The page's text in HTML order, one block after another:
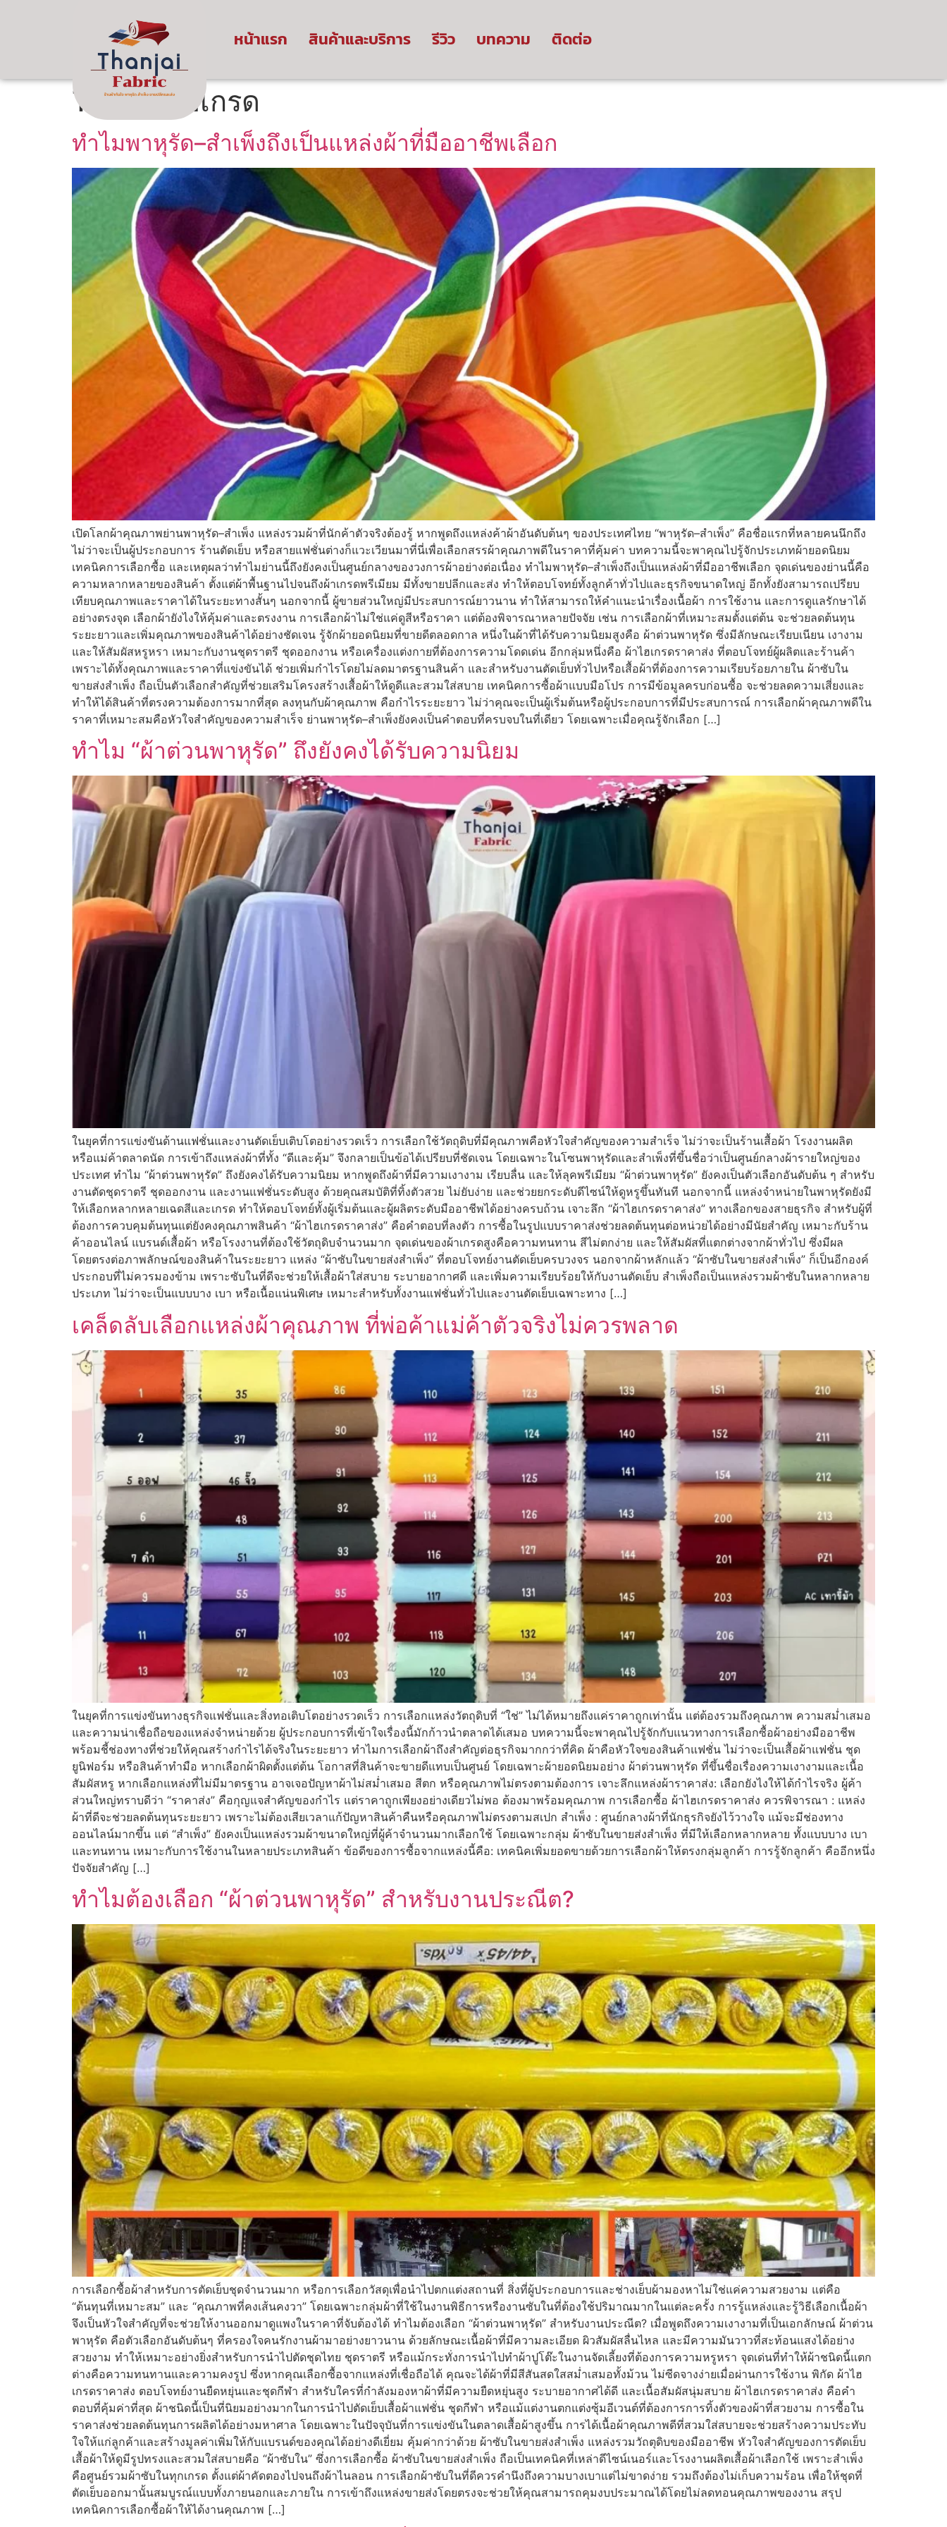
หน้าแรก สินค้าและบริการ รีวิว บทความ ติดต่อ
Tag:ผ้าไฮเกรด
ทำไมพาหุรัด–สำเพ็งถึงเป็นแหล่งผ้าที่มืออาชีพเลือก
เปิดโลกผ้าคุณภาพย่านพาหุรัด–สำเพ็ง แหล่งรวมผ้าที่นักค้าตัวจริงต้องรู้ หากพูดถึงแหล่งค้าผ้าอันดับต้นๆ ของประเทศไทย “พาหุรัด–สำเพ็ง” คือชื่อแรกที่หลายคนนึกถึง
ไม่ว่าจะเป็นผู้ประกอบการ ร้านตัดเย็บ หรือสายแฟชั่นต่างก็แวะเวียนมาที่นี่เพื่อเลือกสรรผ้าคุณภาพดีในราคาที่คุ้มค่า บทความนี้จะพาคุณไปรู้จักประเภทผ้ายอดนิยม
เทคนิคการเลือกซื้อ และเหตุผลว่าทำไมย่านนี้ถึงยังคงเป็นศูนย์กลางของวงการผ้าอย่างต่อเนื่อง ทำไมพาหุรัด–สำเพ็งถึงเป็นแหล่งผ้าที่มืออาชีพเลือก จุดเด่นของย่านนี้คือ
ความหลากหลายของสินค้า ตั้งแต่ผ้าพื้นฐานไปจนถึงผ้าเกรดพรีเมียม มีทั้งขายปลีกและส่ง ทำให้ตอบโจทย์ทั้งลูกค้าทั่วไปและธุรกิจขนาดใหญ่ อีกทั้งยังสามารถเปรียบ
เทียบคุณภาพและราคาได้ในระยะทางสั้นๆ นอกจากนี้ ผู้ขายส่วนใหญ่มีประสบการณ์ยาวนาน ทำให้สามารถให้คำแนะนำเรื่องเนื้อผ้า การใช้งาน และการดูแลรักษาได้
อย่างตรงจุด เลือกผ้ายังไงให้คุ้มค่าและตรงงาน การเลือกผ้าไม่ใช่แค่ดูสีหรือราคา แต่ต้องพิจารณาหลายปัจจัย เช่น การเลือกผ้าที่เหมาะสมตั้งแต่ต้น จะช่วยลดต้นทุน
ระยะยาวและเพิ่มคุณภาพของสินค้าได้อย่างชัดเจน รู้จักผ้ายอดนิยมที่ขายดีตลอดกาล หนึ่งในผ้าที่ได้รับความนิยมสูงคือ ผ้าต่วนพาหุรัด ซึ่งมีลักษณะเรียบเนียน เงางาม
และให้สัมผัสหรูหรา เหมาะกับงานชุดราตรี ชุดออกงาน หรือเครื่องแต่งกายที่ต้องการความโดดเด่น อีกกลุ่มหนึ่งคือ ผ้าไฮเกรดราคาส่ง ที่ตอบโจทย์ผู้ผลิตและร้านค้า
เพราะได้ทั้งคุณภาพและราคาที่แข่งขันได้ ช่วยเพิ่มกำไรโดยไม่ลดมาตรฐานสินค้า และสำหรับงานตัดเย็บทั่วไปหรือเสื้อผ้าที่ต้องการความเรียบร้อยภายใน ผ้าซับใน
ขายส่งสำเพ็ง ถือเป็นตัวเลือกสำคัญที่ช่วยเสริมโครงสร้างเสื้อผ้าให้ดูดีและสวมใส่สบาย เทคนิคการซื้อผ้าแบบมือโปร การมีข้อมูลครบก่อนซื้อ จะช่วยลดความเสี่ยงและ
ทำให้ได้สินค้าที่ตรงความต้องการมากที่สุด ลงทุนกับผ้าคุณภาพ คือกำไรระยะยาว ไม่ว่าคุณจะเป็นผู้เริ่มต้นหรือผู้ประกอบการที่มีประสบการณ์ การเลือกผ้าคุณภาพดีใน
ราคาที่เหมาะสมคือหัวใจสำคัญของความสำเร็จ ย่านพาหุรัด–สำเพ็งยังคงเป็นคำตอบที่ครบจบในที่เดียว โดยเฉพาะเมื่อคุณรู้จักเลือก […]
ทำไม “ผ้าต่วนพาหุรัด” ถึงยังคงได้รับความนิยม
ในยุคที่การแข่งขันด้านแฟชั่นและงานตัดเย็บเติบโตอย่างรวดเร็ว การเลือกใช้วัตถุดิบที่มีคุณภาพคือหัวใจสำคัญของความสำเร็จ ไม่ว่าจะเป็นร้านเสื้อผ้า โรงงานผลิต
หรือแม่ค้าตลาดนัด การเข้าถึงแหล่งผ้าที่ทั้ง “ดีและคุ้ม” จึงกลายเป็นข้อได้เปรียบที่ชัดเจน โดยเฉพาะในโซนพาหุรัดและสำเพ็งที่ขึ้นชื่อว่าเป็นศูนย์กลางผ้ารายใหญ่ของ
ประเทศ ทำไม “ผ้าต่วนพาหุรัด” ถึงยังคงได้รับความนิยม หากพูดถึงผ้าที่มีความเงางาม เรียบลื่น และให้ลุคพรีเมียม “ผ้าต่วนพาหุรัด” ยังคงเป็นตัวเลือกอันดับต้น ๆ สำหรับ
งานตัดชุดราตรี ชุดออกงาน และงานแฟชั่นระดับสูง ด้วยคุณสมบัติที่ทิ้งตัวสวย ไม่ยับง่าย และช่วยยกระดับดีไซน์ให้ดูหรูขึ้นทันที นอกจากนี้ แหล่งจำหน่ายในพาหุรัดยังมี
ให้เลือกหลากหลายเฉดสีและเกรด ทำให้ตอบโจทย์ทั้งผู้เริ่มต้นและผู้ผลิตระดับมืออาชีพได้อย่างครบถ้วน เจาะลึก “ผ้าไฮเกรดราคาส่ง” ทางเลือกของสายธุรกิจ สำหรับผู้ที่
ต้องการควบคุมต้นทุนแต่ยังคงคุณภาพสินค้า “ผ้าไฮเกรดราคาส่ง” คือคำตอบที่ลงตัว การซื้อในรูปแบบราคาส่งช่วยลดต้นทุนต่อหน่วยได้อย่างมีนัยสำคัญ เหมาะกับร้าน
ค้าออนไลน์ แบรนด์เสื้อผ้า หรือโรงงานที่ต้องใช้วัตถุดิบจำนวนมาก จุดเด่นของผ้าเกรดสูงคือความทนทาน สีไม่ตกง่าย และให้สัมผัสที่แตกต่างจากผ้าทั่วไป ซึ่งมีผล
โดยตรงต่อภาพลักษณ์ของสินค้าในระยะยาว แหล่ง “ผ้าซับในขายส่งสำเพ็ง” ที่ตอบโจทย์งานตัดเย็บครบวงจร นอกจากผ้าหลักแล้ว “ผ้าซับในขายส่งสำเพ็ง” ก็เป็นอีกองค์
ประกอบที่ไม่ควรมองข้าม เพราะซับในที่ดีจะช่วยให้เสื้อผ้าใส่สบาย ระบายอากาศดี และเพิ่มความเรียบร้อยให้กับงานตัดเย็บ สำเพ็งถือเป็นแหล่งรวมผ้าซับในหลากหลาย
ประเภท ไม่ว่าจะเป็นแบบบาง เบา หรือเนื้อแน่นพิเศษ เหมาะสำหรับทั้งงานแฟชั่นทั่วไปและงานตัดเย็บเฉพาะทาง […]
เคล็ดลับเลือกแหล่งผ้าคุณภาพ ที่พ่อค้าแม่ค้าตัวจริงไม่ควรพลาด
ในยุคที่การแข่งขันทางธุรกิจแฟชั่นและสิ่งทอเติบโตอย่างรวดเร็ว การเลือกแหล่งวัตถุดิบที่ “ใช่” ไม่ได้หมายถึงแค่ราคาถูกเท่านั้น แต่ต้องรวมถึงคุณภาพ ความสม่ำเสมอ
และความน่าเชื่อถือของแหล่งจำหน่ายด้วย ผู้ประกอบการที่เข้าใจเรื่องนี้มักก้าวนำตลาดได้เสมอ บทความนี้จะพาคุณไปรู้จักกับแนวทางการเลือกซื้อผ้าอย่างมืออาชีพ
พร้อมชี้ช่องทางที่ช่วยให้คุณสร้างกำไรได้จริงในระยะยาว ทำไมการเลือกผ้าถึงสำคัญต่อธุรกิจมากกว่าที่คิด ผ้าคือหัวใจของสินค้าแฟชั่น ไม่ว่าจะเป็นเสื้อผ้าแฟชั่น ชุด
ยูนิฟอร์ม หรือสินค้าทำมือ หากเลือกผ้าผิดตั้งแต่ต้น โอกาสที่สินค้าจะขายดีแทบเป็นศูนย์ โดยเฉพาะผ้ายอดนิยมอย่าง ผ้าต่วนพาหุรัด ที่ขึ้นชื่อเรื่องความเงางามและเนื้อ
สัมผัสหรู หากเลือกแหล่งที่ไม่มีมาตรฐาน อาจเจอปัญหาผ้าไม่สม่ำเสมอ สีตก หรือคุณภาพไม่ตรงตามต้องการ เจาะลึกแหล่งผ้าราคาส่ง: เลือกยังไงให้ได้กำไรจริง ผู้ค้า
ส่วนใหญ่ทราบดีว่า “ราคาส่ง” คือกุญแจสำคัญของกำไร แต่ราคาถูกเพียงอย่างเดียวไม่พอ ต้องมาพร้อมคุณภาพ การเลือกซื้อ ผ้าไฮเกรดราคาส่ง ควรพิจารณา : แหล่ง
ผ้าที่ดีจะช่วยลดต้นทุนระยะยาว เพราะไม่ต้องเสียเวลาแก้ปัญหาสินค้าคืนหรือคุณภาพไม่ตรงตามสเปก สำเพ็ง : ศูนย์กลางผ้าที่นักธุรกิจยังไว้วางใจ แม้จะมีช่องทาง
ออนไลน์มากขึ้น แต่ “สำเพ็ง” ยังคงเป็นแหล่งรวมผ้าขนาดใหญ่ที่ผู้ค้าจำนวนมากเลือกใช้ โดยเฉพาะกลุ่ม ผ้าซับในขายส่งสำเพ็ง ที่มีให้เลือกหลากหลาย ทั้งแบบบาง เบา
และทนทาน เหมาะกับการใช้งานในหลายประเภทสินค้า ข้อดีของการซื้อจากแหล่งนี้คือ: เทคนิคเพิ่มยอดขายด้วยการเลือกผ้าให้ตรงกลุ่มลูกค้า การรู้จักลูกค้า คืออีกหนึ่ง
ปัจจัยสำคัญ […]
ทำไมต้องเลือก “ผ้าต่วนพาหุรัด” สำหรับงานประณีต?
การเลือกซื้อผ้าสำหรับการตัดเย็บชุดจำนวนมาก หรือการเลือกวัสดุเพื่อนำไปตกแต่งสถานที่ สิ่งที่ผู้ประกอบการและช่างเย็บผ้ามองหาไม่ใช่แค่ความสวยงาม แต่คือ
“ต้นทุนที่เหมาะสม” และ “คุณภาพที่คงเส้นคงวา” โดยเฉพาะกลุ่มผ้าที่ใช้ในงานพิธีการหรืองานซับในที่ต้องใช้ปริมาณมากในแต่ละครั้ง การรู้แหล่งและรู้วิธีเลือกเนื้อผ้า
จึงเป็นหัวใจสำคัญที่จะช่วยให้งานออกมาดูแพงในราคาที่จับต้องได้ ทำไมต้องเลือก “ผ้าต่วนพาหุรัด” สำหรับงานประณีต? เมื่อพูดถึงความเงางามที่เป็นเอกลักษณ์ ผ้าต่วน
พาหุรัด คือตัวเลือกอันดับต้นๆ ที่ครองใจคนรักงานผ้ามาอย่างยาวนาน ด้วยลักษณะเนื้อผ้าที่มีความละเอียด ผิวสัมผัสลื่นไหล และมีความมันวาวที่สะท้อนแสงได้อย่าง
สวยงาม ทำให้เหมาะอย่างยิ่งสำหรับการนำไปตัดชุดไทย ชุดราตรี หรือแม้กระทั่งการนำไปทำผ้าปูโต๊ะในงานจัดเลี้ยงที่ต้องการความหรูหรา จุดเด่นที่ทำให้ผ้าชนิดนี้แตก
ต่างคือความทนทานและความคงรูป ซึ่งหากคุณเลือกซื้อจากแหล่งที่เชื่อถือได้ คุณจะได้ผ้าที่มีสีสันสดใสสม่ำเสมอทั้งม้วน ไม่ซีดจางง่ายเมื่อผ่านการใช้งาน พิกัด ผ้าไฮ
เกรดราคาส่ง ตอบโจทย์งานยืดหยุ่นและชุดกีฬา สำหรับใครที่กำลังมองหาผ้าที่มีความยืดหยุ่นสูง ระบายอากาศได้ดี และเนื้อสัมผัสนุ่มสบาย ผ้าไฮเกรดราคาส่ง คือคำ
ตอบที่คุ้มค่าที่สุด ผ้าชนิดนี้เป็นที่นิยมอย่างมากในการนำไปตัดเย็บเสื้อผ้าแฟชั่น ชุดกีฬา หรือแม้แต่งานตกแต่งซุ้มอีเวนต์ที่ต้องการการทิ้งตัวของผ้าที่สวยงาม การซื้อใน
ราคาส่งช่วยลดต้นทุนการผลิตได้อย่างมหาศาล โดยเฉพาะในปัจจุบันที่การแข่งขันในตลาดเสื้อผ้าสูงขึ้น การได้เนื้อผ้าคุณภาพดีที่สวมใส่สบายจะช่วยสร้างความประทับ
ใจให้แก่ลูกค้าและสร้างมูลค่าเพิ่มให้กับแบรนด์ของคุณได้อย่างดีเยี่ยม คุ้มค่ากว่าด้วย ผ้าซับในขายส่งสำเพ็ง แหล่งรวมวัถตุดิบของมืออาชีพ หัวใจสำคัญของการตัดเย็บ
เสื้อผ้าให้ดูมีรูปทรงและสวมใส่สบายคือ “ผ้าซับใน” ซึ่งการเลือกซื้อ ผ้าซับในขายส่งสำเพ็ง ถือเป็นเทคนิคที่เหล่าดีไซน์เนอร์และโรงงานผลิตเสื้อผ้าเลือกใช้ เพราะสำเพ็ง
คือศูนย์รวมผ้าซับในทุกเกรด ตั้งแต่ผ้าคัดตองไปจนถึงผ้าไนลอน การเลือกผ้าซับในที่ดีควรคำนึงถึงความบางเบาแต่ไม่ขาดง่าย รวมถึงต้องไม่เก็บความร้อน เพื่อให้ชุดที่
ตัดเย็บออกมานั้นสมบูรณ์แบบทั้งภายนอกและภายใน การเข้าถึงแหล่งขายส่งโดยตรงจะช่วยให้คุณสามารถคุมงบประมาณได้โดยไม่ลดทอนคุณภาพของงาน สรุป
เทคนิคการเลือกซื้อผ้าให้ได้งานคุณภาพ […]